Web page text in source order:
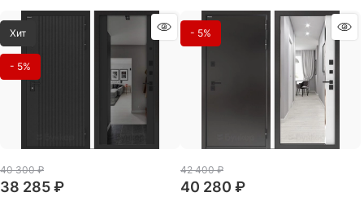
Хит
- 5%
40 300 ₽
38 285 ₽
- 5%
42 400 ₽
40 280 ₽